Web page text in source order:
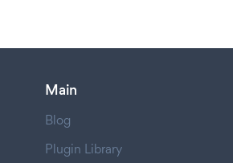
Main
Blog
Plugin Library